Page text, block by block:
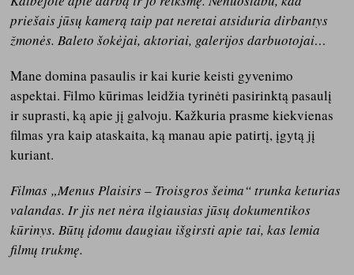
priešais jūsų kamerą taip pat neretai atsiduria dirbantys
žmonės. Baleto šokėjai, aktoriai, galerijos darbuotojai…
Mane domina pasaulis ir kai kurie keisti gyvenimo
aspektai. Filmo kūrimas leidžia tyrinėti pasirinktą pasaulį
ir suprasti, ką apie jį galvoju. Kažkuria prasme kiekvienas
filmas yra kaip ataskaita, ką manau apie patirtį, įgytą jį
kuriant.
Filmas „Menus Plaisirs – Troisgros šeima“ trunka keturias
valandas. Ir jis net nėra ilgiausias jūsų dokumentikos
kūrinys. Būtų įdomu daugiau išgirsti apie tai, kas lemia
filmų trukmę.